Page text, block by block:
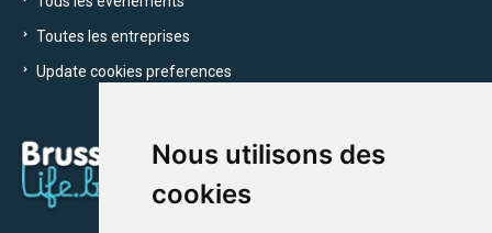
Nous utilisons des
cookies
Toutes les entreprises
Update cookies preferences